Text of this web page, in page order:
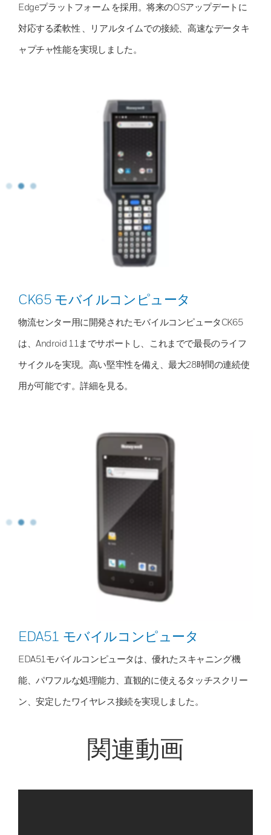
Edgeプラットフォーム を採用。将来のOSアップデートに
対応する柔軟性 、リアルタイムでの接続、高速なデータキ
ャプチャ性能を実現しました。
CK65 モバイルコンピュータ
物流センター用に開発されたモバイルコンピュータCK65
は、Android 11までサポートし、これまでで最長のライフ
サイクルを実現。高い堅牢性を備え、最大28時間の連続使
用が可能です。詳細を見る。
EDA51 モバイルコンピュータ
EDA51モバイルコンピュータは、優れたスキャニング機
能、パワフルな処理能力、直観的に使えるタッチスクリー
ン、安定したワイヤレス接続を実現しました。
関連動画